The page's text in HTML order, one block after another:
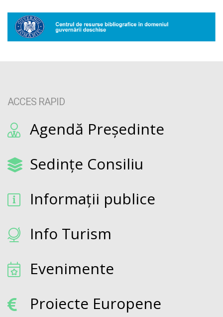
ACCES RAPID
Agendă Președinte
Sedințe Consiliu
Informații publice
Info Turism
Evenimente
Proiecte Europene